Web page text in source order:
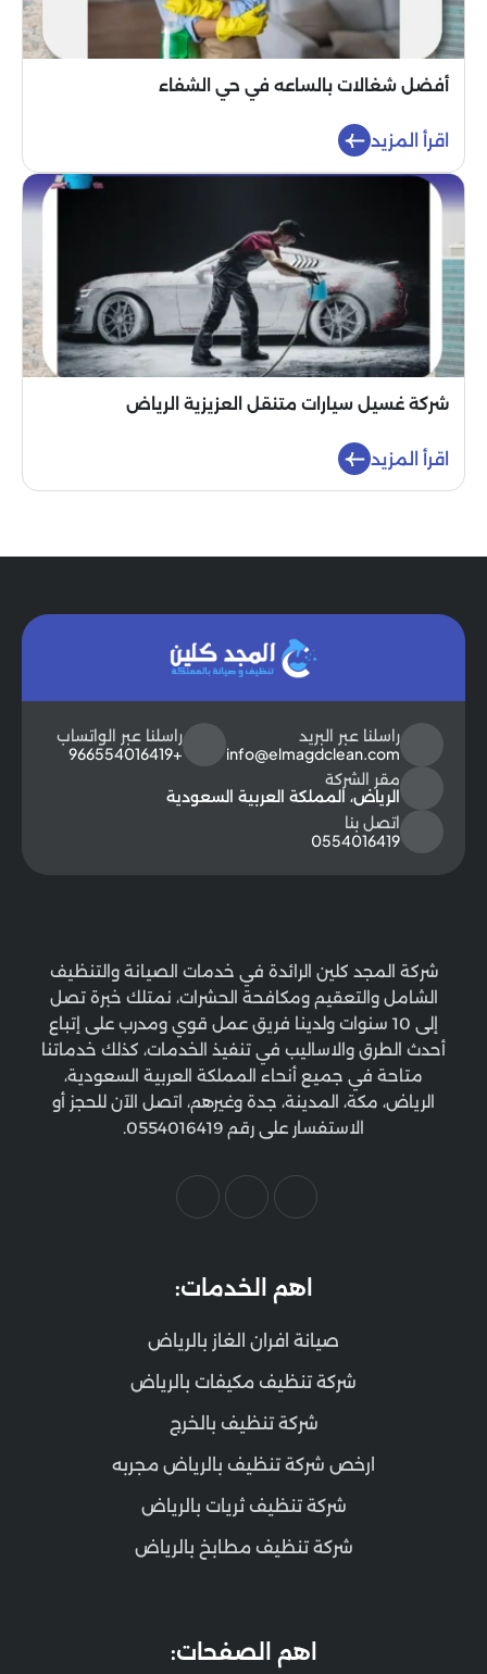
أفضل شغالات بالساعه في حي الشفاء
اقرأ المزيد
شركة غسيل سيارات متنقل العزيزية الرياض
اقرأ المزيد
راسلنا عبر البريد
info@elmagdclean.com
راسلنا عبر الواتساب
+966554016419
مقر الشركة
الرياض، المملكة العربية السعودية
اتصل بنا
0554016419
شركة المجد كلين الرائدة في خدمات الصيانة والتنظيف
الشامل والتعقيم ومكافحة الحشرات، نمتلك خبرة تصل
إلى 10 سنوات ولدينا فريق عمل قوي ومدرب على إتباع
أحدث الطرق والاساليب في تنفيذ الخدمات، كذلك خدماتنا
متاحة في جميع أنحاء المملكة العربية السعودية،
الرياض، مكة، المدينة، جدة وغيرهم، اتصل الآن للحجز أو
الاستفسار على رقم 0554016419.
اهم الخدمات:
صيانة افران الغاز بالرياض
شركة تنظيف مكيفات بالرياض
شركة تنظيف بالخرج
ارخص شركة تنظيف بالرياض مجربه
شركة تنظيف ثريات بالرياض
شركة تنظيف مطابخ بالرياض
اهم الصفحات: